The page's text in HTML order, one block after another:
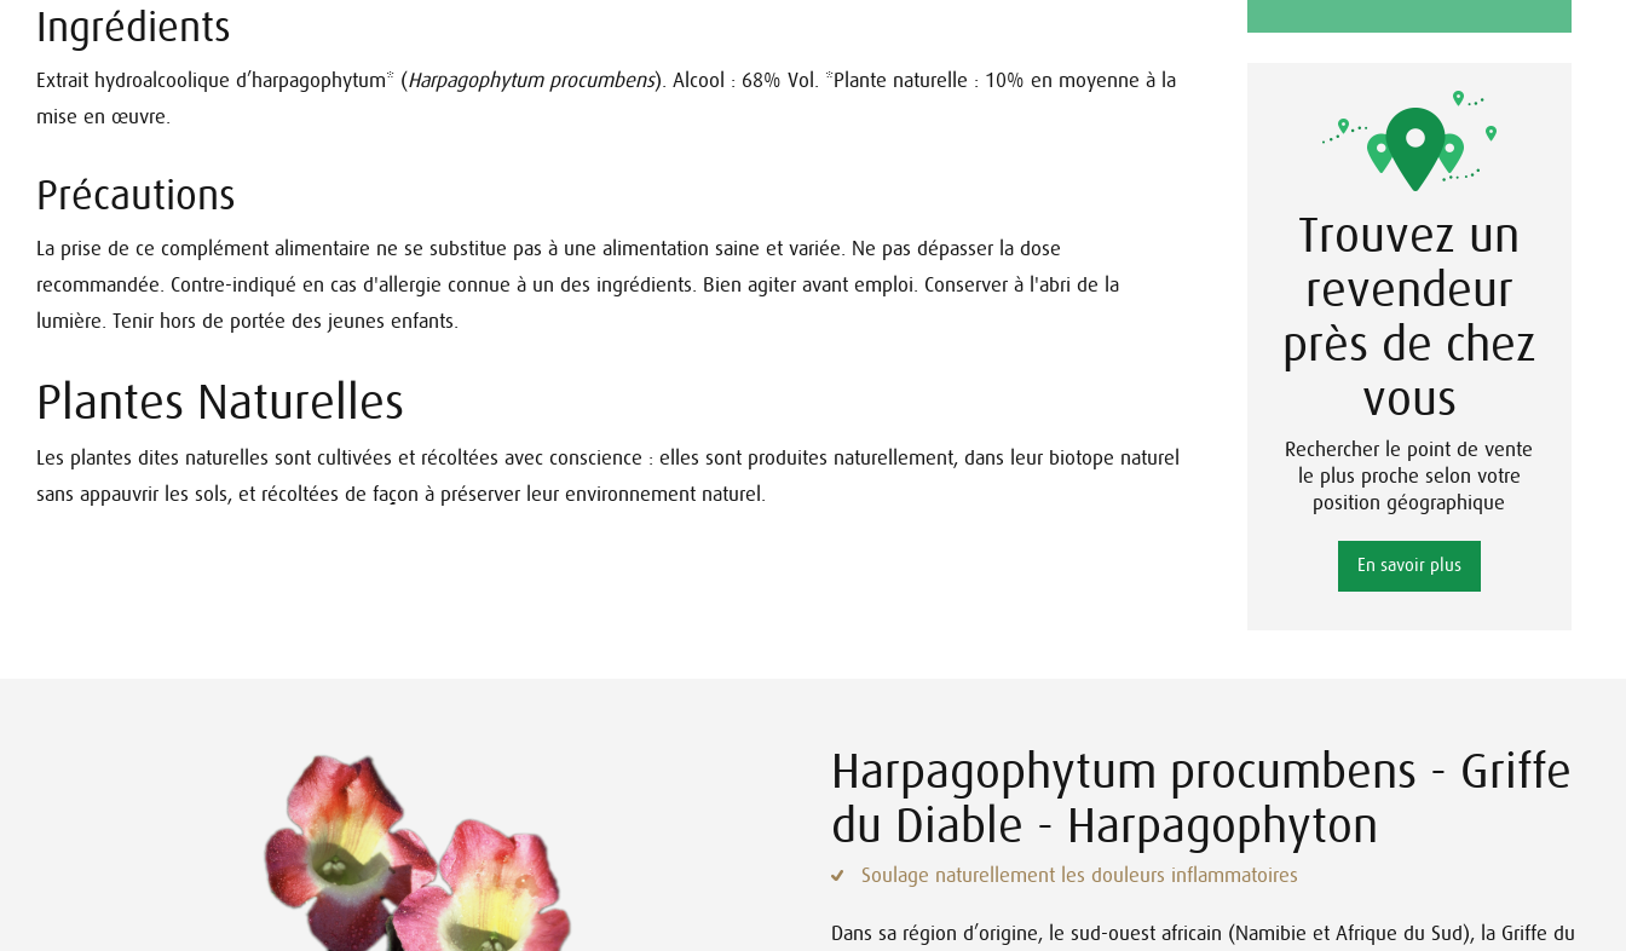
Ingrédients
Extrait hydroalcoolique d’harpagophytum* (Harpagophytum procumbens). Alcool : 68% Vol. *Plante naturelle : 10% en moyenne à la
mise en œuvre.
Précautions
La prise de ce complément alimentaire ne se substitue pas à une alimentation saine et variée. Ne pas dépasser la dose
recommandée. Contre-indiqué en cas d'allergie connue à un des ingrédients. Bien agiter avant emploi. Conserver à l'abri de la
lumière. Tenir hors de portée des jeunes enfants.
Plantes Naturelles
Les plantes dites naturelles sont cultivées et récoltées avec conscience : elles sont produites naturellement, dans leur biotope naturel
sans appauvrir les sols, et récoltées de façon à préserver leur environnement naturel.
Trouvez un
revendeur
près de chez
vous
Rechercher le point de vente
le plus proche selon votre
position géographique
En savoir plus
Harpagophytum procumbens - Griffe
du Diable - Harpagophyton
Soulage naturellement les douleurs inflammatoires
Dans sa région d’origine, le sud-ouest africain (Namibie et Afrique du Sud), la Griffe du